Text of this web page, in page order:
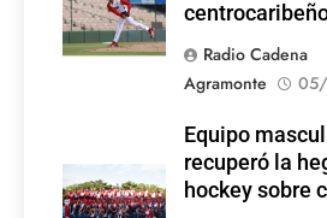
Radio Cadena
Agramonte
Equipo
recuperó la
hockey sobre